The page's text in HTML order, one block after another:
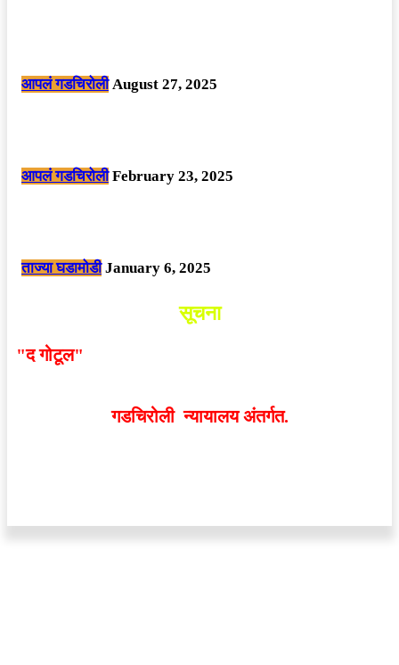
आपलं गडचिरोली August 27, 2025
आपलं गडचिरोली February 23, 2025
ताज्या घडामोडी January 6, 2025
सूचना
"द गोटूल"
गडचिरोली न्यायालय अंतर्गत.